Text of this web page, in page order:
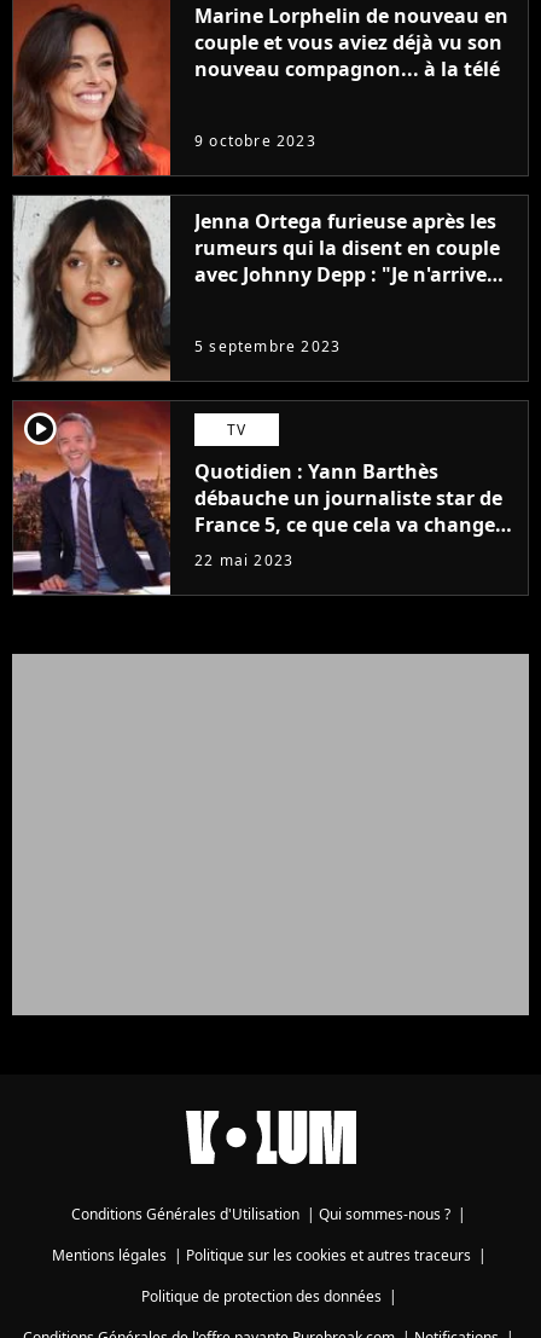
Marine Lorphelin de nouveau en
couple et vous aviez déjà vu son
nouveau compagnon... à la télé
9 octobre 2023
Jenna Ortega furieuse après les
rumeurs qui la disent en couple
avec Johnny Depp : "Je n'arrive
5 septembre 2023
player2 TV
Quotidien : Yann Barthès
débauche un journaliste star de
France 5, ce que cela va changer
à la rentrée
22 mai 2023
Conditions Générales d'Utilisation Qui sommes-nous ?
Mentions légales| Politique sur les cookies et autres traceurs|
Politique de protection des données|